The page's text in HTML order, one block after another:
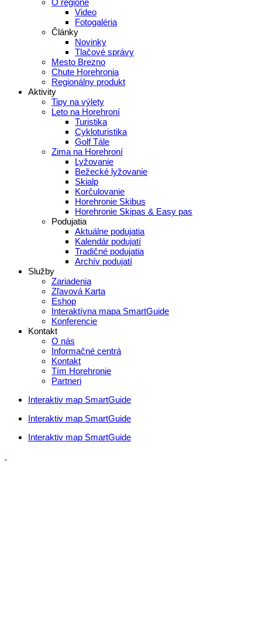
O regióne
Video
Fotogaléria
Články
Novinky
Tlačové správy
Mesto Brezno
Chute Horehronia
Regionálny produkt
Aktivity
Tipy na výlety
Leto na Horehroní
Turistika
Cykloturistika
Golf Tále
Zima na Horehroní
Lyžovanie
Bežecké lyžovanie
Skialp
Korčulovanie
Horehronie Skibus
Horehronie Skipas & Easy pas
Podujatia
Aktuálne podujatia
Kalendár podujatí
Tradičné podujatia
Archív podujatí
Služby
Zariadenia
Zľavová Karta
Eshop
Interaktívna mapa SmartGuide
Konferencie
Kontakt
O nás
Informačné centrá
Kontakt
Tím Horehronie
Partneri
Interaktiv map SmartGuide
Interaktiv map SmartGuide
Interaktiv map SmartGuide